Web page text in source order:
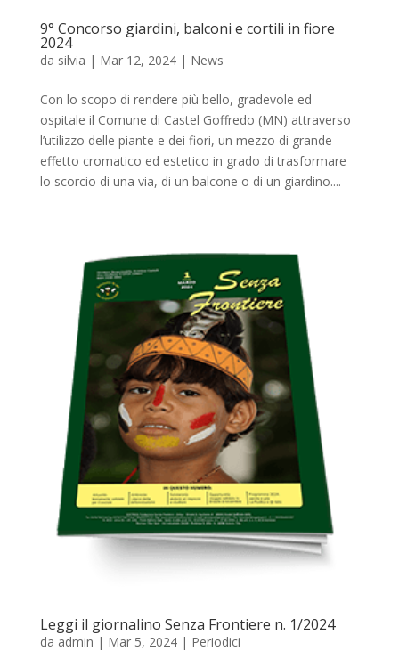
9° Concorso giardini, balconi e cortili in fiore
2024
da silvia | Mar 12, 2024| News
Con lo scopo di rendere più bello, gradevole ed
ospitale il Comune di Castel Goffredo (MN) attraverso
l’utilizzo delle piante e dei fiori, un mezzo di grande
effetto cromatico ed estetico in grado di trasformare
lo scorcio di una via, di un balcone o di un giardino....
Leggi il giornalino Senza Frontiere n. 1/2024
da admin | Mar 5, 2024| Periodici